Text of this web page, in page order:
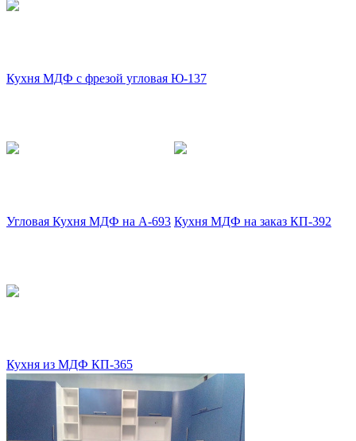
Кухня МДФ с фрезой угловая Ю-137
Угловая Кухня МДФ на А-693 Кухня МДФ на заказ КП-392
Кухня из МДФ КП-365